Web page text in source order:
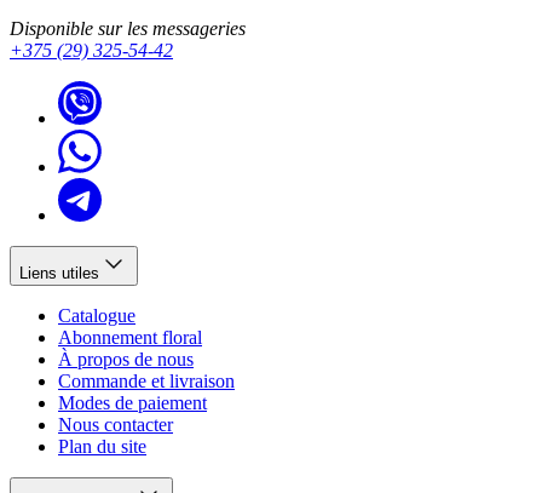
Disponible sur les messageries
+375 (29) 325-54-42
Liens utiles
Catalogue
Abonnement floral
À propos de nous
Commande et livraison
Modes de paiement
Nous contacter
Plan du site